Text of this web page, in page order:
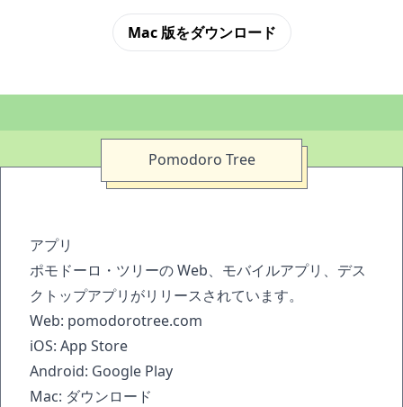
Mac 版をダウンロード
Pomodoro Tree
アプリ
ポモドーロ・ツリーの Web、モバイルアプリ、デス
クトップアプリがリリースされています。
Web: pomodorotree.com
iOS: App Store
Android: Google Play
Mac: ダウンロード